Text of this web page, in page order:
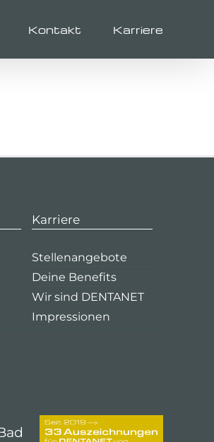
Kontakt Karriere
Karriere
Stellenangebote
Deine Benefits
Wir sind DENTANET
Impressionen